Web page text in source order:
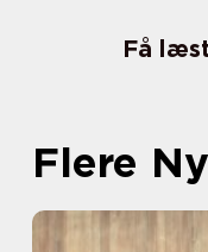
Få
Flere